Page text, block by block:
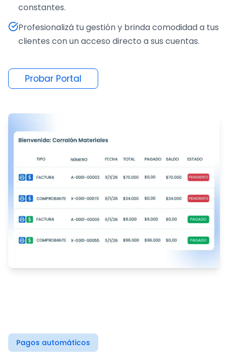
constantes.
Profesionalizá tu gestión y brinda comodidad a tus
clientes con un acceso directo a sus cuentas.
Probar Portal
Pagos automáticos